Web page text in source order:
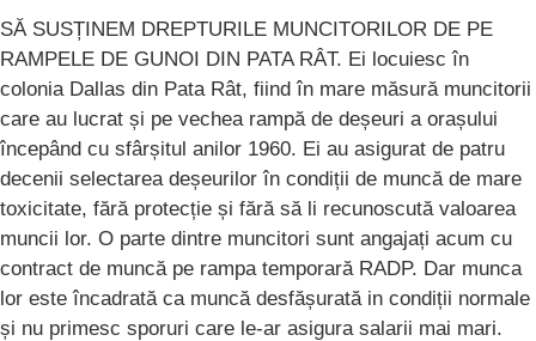
SĂ SUSȚINEM DREPTURILE MUNCITORILOR DE PE
RAMPELE DE GUNOI DIN PATA RÂT. Ei locuiesc în
colonia Dallas din Pata Rât, fiind în mare măsură muncitorii
care au lucrat și pe vechea rampă de deșeuri a orașului
începând cu sfârșitul anilor 1960. Ei au asigurat de patru
decenii selectarea deșeurilor în condiții de muncă de mare
toxicitate, fără protecție și fără să li recunoscută valoarea
muncii lor. O parte dintre muncitori sunt angajați acum cu
contract de muncă pe rampa temporară RADP. Dar munca
lor este încadrată ca muncă desfășurată in condiții normale
și nu primesc sporuri care le-ar asigura salarii mai mari.